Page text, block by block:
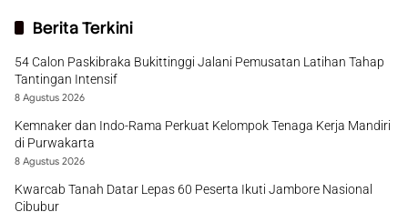
Berita Terkini
54 Calon Paskibraka Bukittinggi Jalani Pemusatan Latihan Tahap
Tantingan Intensif
8 Agustus 2026
Kemnaker dan Indo-Rama Perkuat Kelompok Tenaga Kerja Mandiri
di Purwakarta
8 Agustus 2026
Kwarcab Tanah Datar Lepas 60 Peserta Ikuti Jambore Nasional
Cibubur